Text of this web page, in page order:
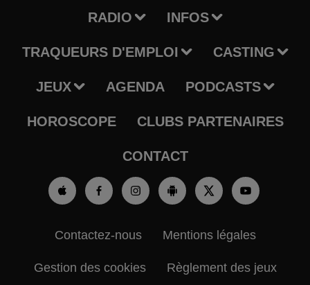
RADIO INFOS
TRAQUEURS D'EMPLOI CASTING
JEUX AGENDA PODCASTS
HOROSCOPE CLUBS PARTENAIRES
CONTACT
Contactez-nous Mentions légales
Gestion des cookies Règlement des jeux